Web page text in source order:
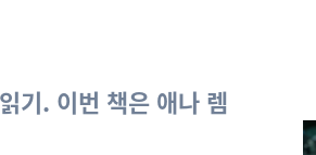
기. 이번 책은 애나 렘